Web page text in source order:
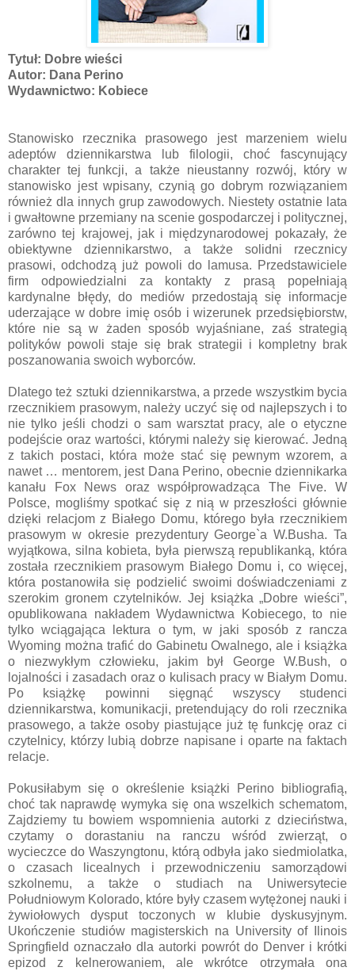
Tytuł: Dobre wieści
Autor: Dana Perino
Wydawnictwo: Kobiece
Stanowisko rzecznika prasowego jest marzeniem wielu
adeptów dziennikarstwa lub filologii, choć fascynujący
charakter tej funkcji, a także nieustanny rozwój, który w
stanowisko jest wpisany, czynią go dobrym rozwiązaniem
również dla innych grup zawodowych. Niestety ostatnie lata
i gwałtowne przemiany na scenie gospodarczej i politycznej,
zarówno tej krajowej, jak i międzynarodowej pokazały, że
obiektywne dziennikarstwo, a także solidni rzecznicy
prasowi, odchodzą już powoli do lamusa. Przedstawiciele
firm odpowiedzialni za kontakty z prasą popełniają
kardynalne błędy, do mediów przedostają się informacje
uderzające w dobre imię osób i wizerunek przedsiębiorstw,
które nie są w żaden sposób wyjaśniane, zaś strategią
polityków powoli staje się brak strategii i kompletny brak
poszanowania swoich wyborców.
Dlatego też sztuki dziennikarstwa, a przede wszystkim bycia
rzecznikiem prasowym, należy uczyć się od najlepszych i to
nie tylko jeśli chodzi o sam warsztat pracy, ale o etyczne
podejście oraz wartości, którymi należy się kierować. Jedną
z takich postaci, która może stać się pewnym wzorem, a
nawet … mentorem, jest Dana Perino, obecnie dziennikarka
kanału Fox News oraz współprowadząca The Five. W
Polsce, mogliśmy spotkać się z nią w przeszłości głównie
dzięki relacjom z Białego Domu, którego była rzecznikiem
prasowym w okresie prezydentury George`a W.Busha. Ta
wyjątkowa, silna kobieta, była pierwszą republikanką, która
została rzecznikiem prasowym Białego Domu i, co więcej,
która postanowiła się podzielić swoimi doświadczeniami z
szerokim gronem czytelników. Jej książka „Dobre wieści”,
opublikowana nakładem Wydawnictwa Kobiecego, to nie
tylko wciągająca lektura o tym, w jaki sposób z rancza
Wyoming można trafić do Gabinetu Owalnego, ale i książka
o niezwykłym człowieku, jakim był George W.Bush, o
lojalności i zasadach oraz o kulisach pracy w Białym Domu.
Po książkę powinni sięgnąć wszyscy studenci
dziennikarstwa, komunikacji, pretendujący do roli rzecznika
prasowego, a także osoby piastujące już tę funkcję oraz ci
czytelnicy, którzy lubią dobrze napisane i oparte na faktach
relacje.
Pokusiłabym się o określenie książki Perino bibliografią,
choć tak naprawdę wymyka się ona wszelkich schematom,
Zajdziemy tu bowiem wspomnienia autorki z dzieciństwa,
czytamy o dorastaniu na ranczu wśród zwierząt, o
wycieczce do Waszyngtonu, którą odbyła jako siedmiolatka,
o czasach licealnych i przewodniczeniu samorządowi
szkolnemu, a także o studiach na Uniwersytecie
Południowym Kolorado, które były czasem wytężonej nauki i
żywiołowych dysput toczonych w klubie dyskusyjnym.
Ukończenie studiów magisterskich na University of Ilinois
Springfield oznaczało dla autorki powrót do Denver i krótki
epizod z kelnerowaniem, ale wkrótce otrzymała ona